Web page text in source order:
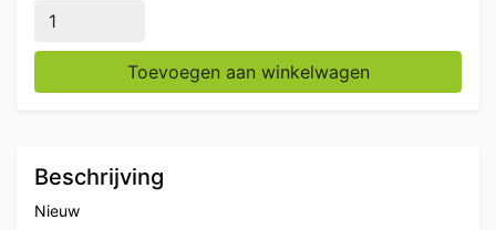
HCB RVS Vleesmenger vleesmixer tumbler marinator
Toevoegen aan winkelwagen
Beschrijving
Nieuw